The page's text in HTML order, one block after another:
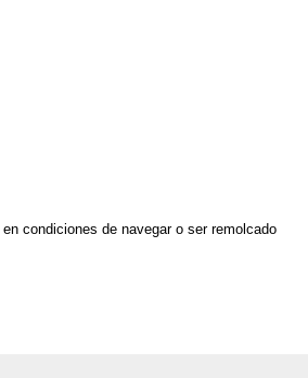
condiciones de navegar o ser remolcado